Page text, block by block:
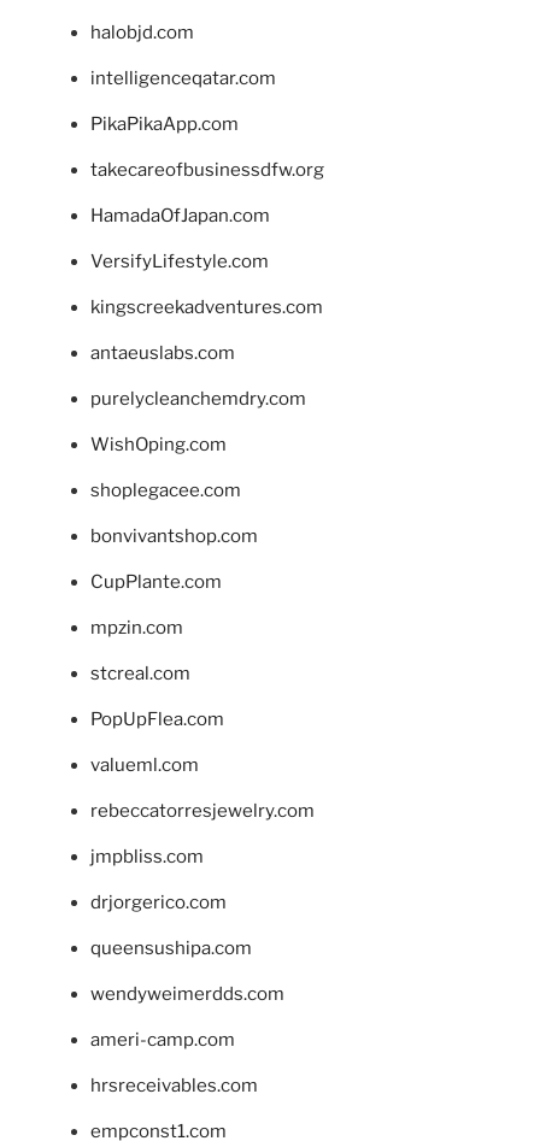
halobjd.com
intelligenceqatar.com
PikaPikaApp.com
takecareofbusinessdfw.org
HamadaOfJapan.com
VersifyLifestyle.com
kingscreekadventures.com
antaeuslabs.com
purelycleanchemdry.com
WishOping.com
shoplegacee.com
bonvivantshop.com
CupPlante.com
mpzin.com
stcreal.com
PopUpFlea.com
valueml.com
rebeccatorresjewelry.com
jmpbliss.com
drjorgerico.com
queensushipa.com
wendyweimerdds.com
ameri-camp.com
hrsreceivables.com
empconst1.com